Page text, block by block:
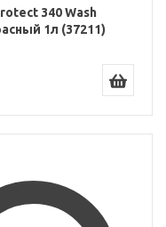
340 Wash
1л (37211)